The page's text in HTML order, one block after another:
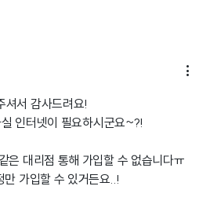

셔서 감사드려요!
인터넷이 필요하시군요~?!
은 대리점 통해 가입할 수 없습니다ㅠ
가입할 수 있거든요..!